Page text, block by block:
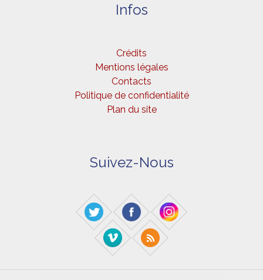
Infos
Crédits
Mentions légales
Contacts
Politique de confidentialité
Plan du site
Suivez-Nous